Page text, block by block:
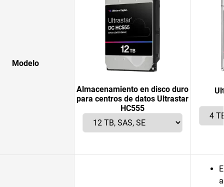
Modelo
Almacenamiento en disco duro
para centros de datos Ultrastar
HC555